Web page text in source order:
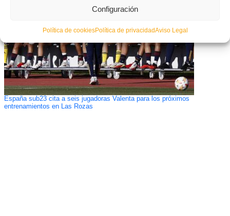
Configuración
Política de cookiesPolítica de privacidadAviso Legal
España sub23 cita a seis jugadoras Valenta para los próximos
entrenamientos en Las Rozas